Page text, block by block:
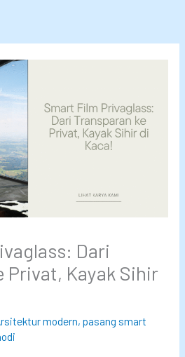
Dari
Privat, Kayak Sihir
modern, pasang smart